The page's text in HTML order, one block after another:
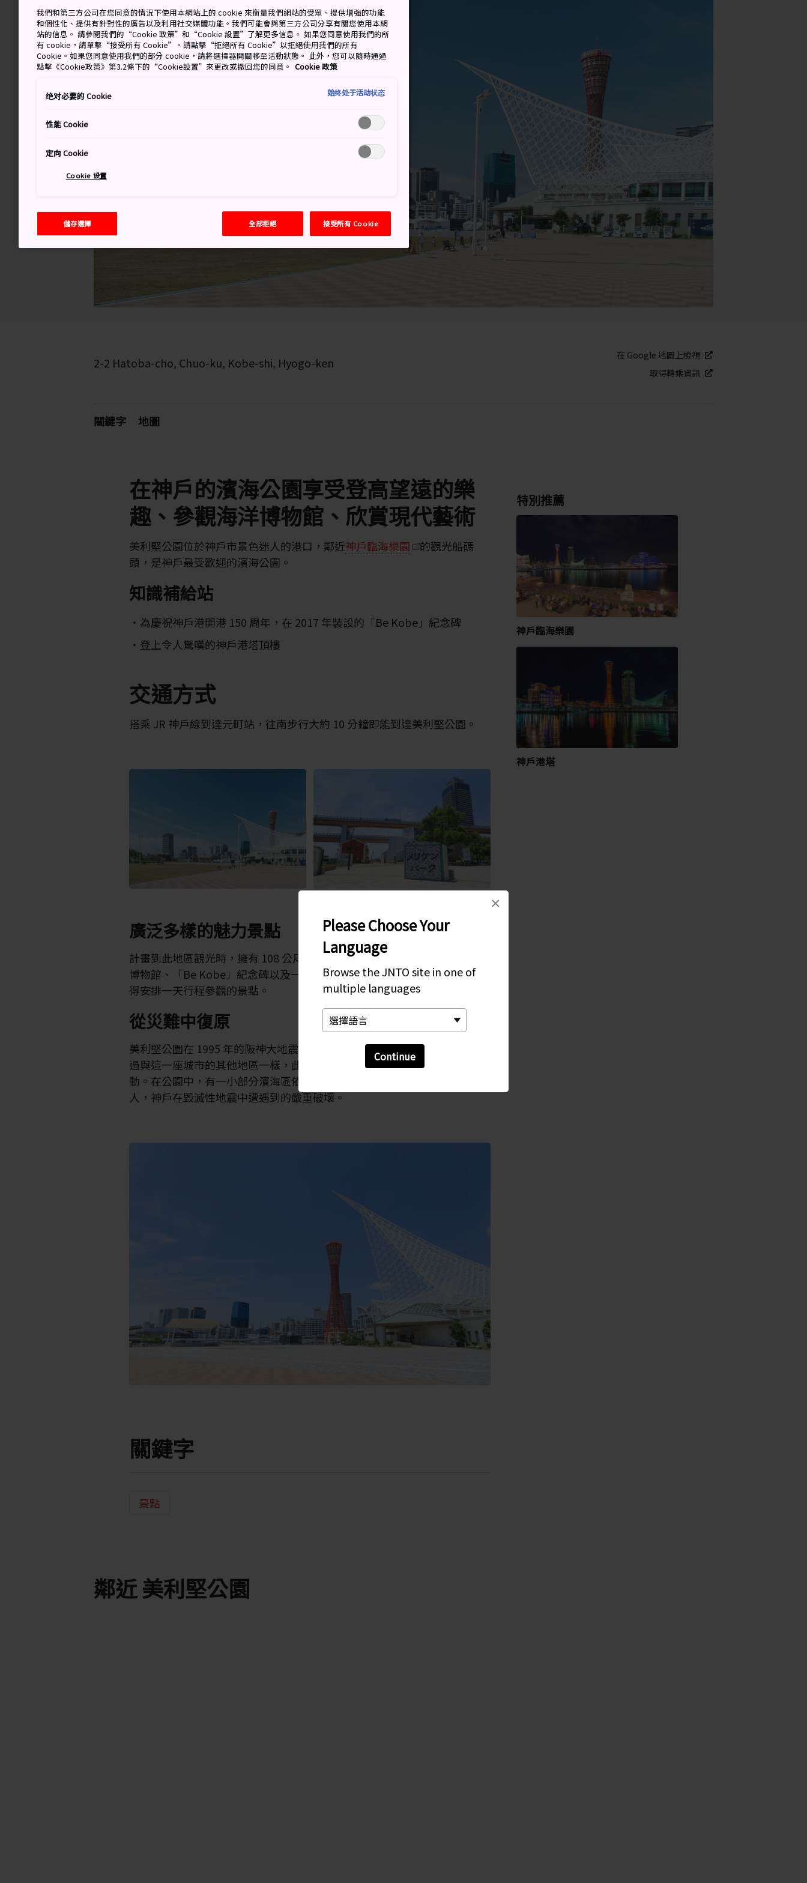
Please Choose Your
Language
Browse the JNTO site in one of
multiple languages
Continue
×
2-2 Hatoba-cho, Chuo-ku, Kobe-shi, Hyogo-ken
在 Google 地圖上檢視
取得轉乘資訊
關鍵字 地圖
在神戶的濱海公園享受登高望遠的樂
趣、參觀海洋博物館、欣賞現代藝術
美利堅公園位於神戶市景色迷人的港口，鄰近神戶臨海樂園
的觀光船碼
頭，是神戶最受歡迎的濱海公園。
知識補給站
為慶祝神戶港開港 150 周年，在 2017 年裝設的「Be Kobe」紀念碑
登上令人驚嘆的神戶港塔頂樓
交通方式
搭乘 JR 神戶線到達元町站，往南步行大約 10 分鐘即能到達美利堅公園。
廣泛多樣的魅力景點
計畫到此地區觀光時，擁有 108 公尺高的神戶港塔
、歷史悠久的神戶海洋
博物館、「Be Kobe」紀念碑以及一系列現代藝術裝置的美利堅公園，是值
得安排一天行程參觀的景點。
從災難中復原
美利堅公園在 1995 年的阪神大地震中，發生了難以想像的毀滅性破壞。不
過與這一座城市的其他地區一樣，此公園很快就恢復原貌並回歸正常的活
動。在公園中，有一小部分濱海區依然保留受損的狀態，藉此嚴正提醒世
人，神戶在毀滅性地震中遭遇到的嚴重破壞。
關鍵字
景點
特別推薦
神戶臨海樂園
神戶港塔
鄰近 美利堅公園
我們和第三方公司在您同意的情況下使用本網站上的 cookie 來衡量我們網站的受眾、提供增強的功能
和個性化、提供有針對性的廣告以及利用社交媒體功能。我們可能會與第三方公司分享有關您使用本網
站的信息。 請參閱我們的“Cookie 政策”和“Cookie 設置”了解更多信息。 如果您同意使用我們的所
有 cookie，請單擊“接受所有 Cookie”。請點擊“拒絕所有 Cookie”以拒絕使用我們的所有
Cookie。如果您同意使用我們的部分 cookie，請將選擇器開關移至活動狀態。 此外，您可以隨時通過
點擊《Cookie政策》第3.2條下的“Cookie設置”來更改或撤回您的同意。 Cookie 政策
绝对必要的 Cookie 始终处于活动状态
性能 Cookie
定向 Cookie
Cookie 设置
儲存選擇 全部拒絕 接受所有 Cookie